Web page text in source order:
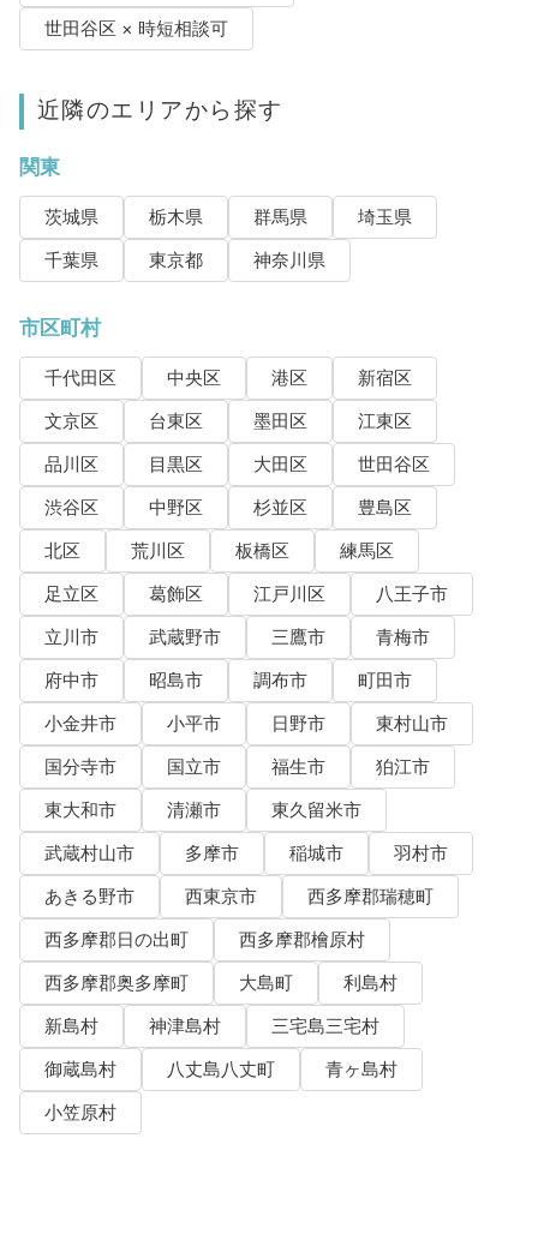
世田谷区 × 時短相談可
近隣のエリアから探す
関東
茨城県 栃木県 群馬県
埼玉県
千葉県
東京都 神奈川県
市区町村
千代田区 中央区 港区
新宿区
文京区
台東区 墨田区
江東区
品川区
目黒区 大田区
世田谷区
渋谷区
中野区 杉並区
豊島区
北区
荒川区 板橋区
練馬区
足立区
葛飾区 江戸川区
八王子市
立川市
武蔵野市 三鷹市
青梅市
府中市
昭島市 調布市
町田市
小金井市
小平市 日野市
東村山市
国分寺市
国立市 福生市
狛江市
東大和市
清瀬市
東久留米市
武蔵村山市
多摩市 稲城市
羽村市
あきる野市
西東京市
西多摩郡瑞穂町
西多摩郡日の出町
西多摩郡檜原村
西多摩郡奥多摩町
大島町
利島村
新島村
神津島村
三宅島三宅村
御蔵島村
八丈島八丈町
青ヶ島村
小笠原村